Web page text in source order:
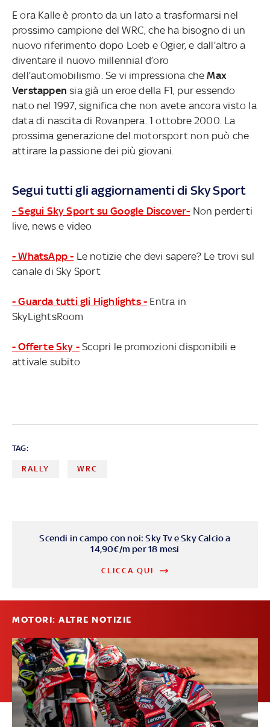
E ora Kalle è pronto da un lato a trasformarsi nel
prossimo campione del WRC, che ha bisogno di un
nuovo riferimento dopo Loeb e Ogier, e dall’altro a
diventare il nuovo millennial d’oro
dell’automobilismo. Se vi impressiona cheMax
Verstappensia già un eroe della F1, pur essendo
nato nel 1997, significa che non avete ancora visto la
data di nascita di Rovanpera. 1 ottobre 2000. La
prossima generazione del motorsport non può che
attirare la passione dei più giovani.
Segui tutti gli aggiornamenti di Sky Sport
- Segui Sky Sport su Google Discover- Non perderti
live, news e video
- WhatsApp - Le notizie che devi sapere? Le trovi sul
canale di Sky Sport
- Guarda tutti gli Highlights - Entra in
SkyLightsRoom
- Offerte Sky - Scopri le promozioni disponibili e
attivale subito
TAG:
RALLY WRC
Scendi in campo con noi: Sky Tv e Sky Calcio a
14,90€/m per 18 mesi
CLICCA QUI
MOTORI: ALTRE NOTIZIE